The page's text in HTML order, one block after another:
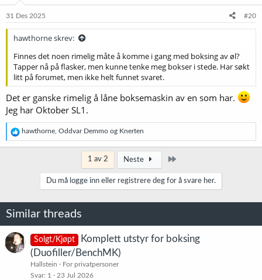
e
31 Des 2025 #20
hawthorne skrev:
Finnes det noen rimelig måte å komme i gang med boksing av øl?
Tapper nå på flasker, men kunne tenke meg bokser i stede. Har søkt
litt på forumet, men ikke helt funnet svaret.
Det er ganske rimelig å låne boksemaskin av en som har.
Jeg har Oktober SL1.
R
e
a
r
hawthorne Oddvar Demmo og Knerten
1 av 2 Neste
Du må logge inn eller registrere deg for å svare her.
Similar threads
Solgt/Kjøpt
Komplett utstyr for boksing
(Duofiller/BenchMK)
Hallstein
For privatpersoner
Svar 1 23 Jul 2026